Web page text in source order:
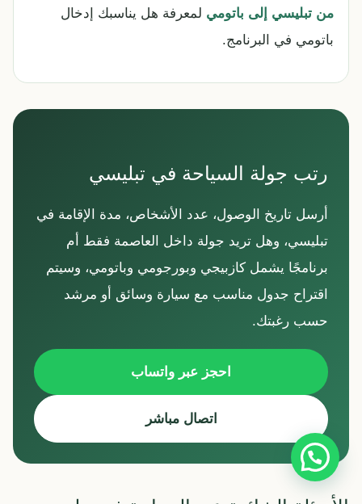
من تبليسي إلى باتومي لمعرفة هل يناسبك إدخال
باتومي في البرنامج.
رتب جولة السياحة في تبليسي
أرسل تاريخ الوصول، عدد الأشخاص، مدة الإقامة في
تبليسي، وهل تريد جولة داخل العاصمة فقط أم
برنامجًا يشمل كازبيجي وبورجومي وباتومي، وسيتم
اقتراح جدول مناسب مع سيارة وسائق أو مرشد
حسب رغبتك.
احجز عبر واتساب
اتصال مباشر